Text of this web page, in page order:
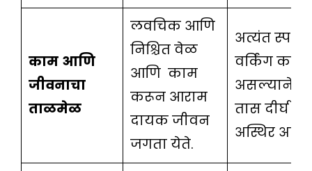
काम आणि
जीवनाचा
ताळमेळ
लवचिक आणि
निश्चित वेळ
आणि काम
करून आराम
दायक जीवन
जगता येते.
अत्यंत
वर्किंग
असल्याने,
तास दीर्घ
अस्थिर